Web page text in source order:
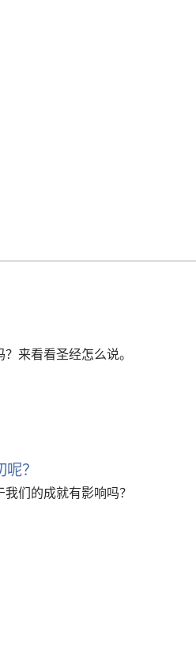
来看看圣经怎么说。
？
们的成就有影响吗？